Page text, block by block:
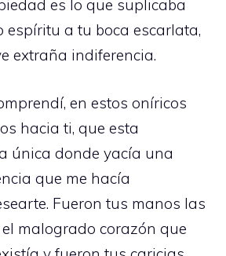
es lo que suplicaba
espíritu a tu boca escarlata,
extraña indiferencia.
en estos oníricos
hacia ti, que esta
única donde yacía una
que me hacía
Fueron tus manos las
malogrado corazón que